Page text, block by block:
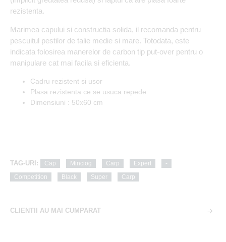
rezistenta.
Marimea capului si constructia solida, il recomanda pentru
pescuitul pestilor de talie medie si mare. Totodata, este
indicata folosirea manerelor de carbon tip put-over pentru o
manipulare cat mai facila si eficienta.
Cadru rezistent si usor
Plasa rezistenta ce se usuca repede
Dimensiuni : 50x60 cm
TAG-URI: Cap Minciog Carp Expert
-
Competition
Black Super Carp
CLIENTII AU MAI CUMPARAT